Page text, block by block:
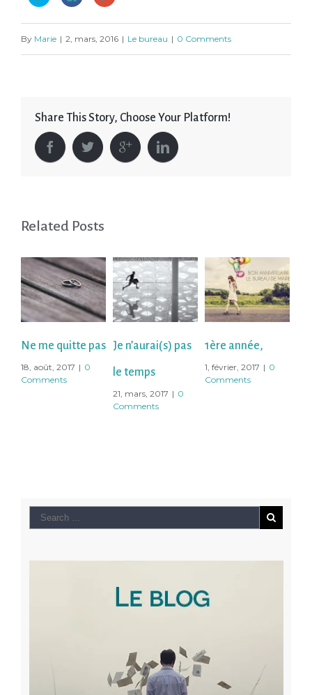
partager
Twitter(ouvre
dans
une
nouvelle
partager
Facebook(ouvre
dans
une
nouvelle
Google+
(ouvre
dans
une
By Marie | 2, mars, 2016 | Le bureau | 0 Comments
Share This Story, Choose Your Platform!
Related Posts
Ne me quitte pas
18, août, 2017 | 0
Comments
Je n’aurai(s) pas
le temps
21, mars, 2017 | 0
Comments
1ère année,
1, février, 2017 | 0
Comments